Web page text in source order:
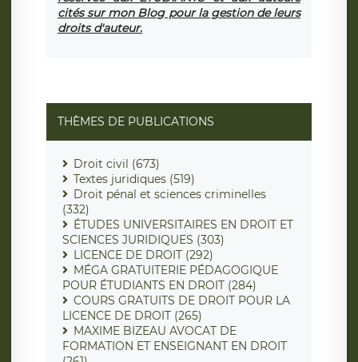
cités sur mon Blog pour la gestion de leurs
droits d'auteur.
THÈMES DE PUBLICATIONS
Droit civil (673)
Textes juridiques (519)
Droit pénal et sciences criminelles
(332)
ÉTUDES UNIVERSITAIRES EN DROIT ET
SCIENCES JURIDIQUES (303)
LICENCE DE DROIT (292)
MÉGA GRATUITERIE PÉDAGOGIQUE
POUR ÉTUDIANTS EN DROIT (284)
COURS GRATUITS DE DROIT POUR LA
LICENCE DE DROIT (265)
MAXIME BIZEAU AVOCAT DE
FORMATION ET ENSEIGNANT EN DROIT